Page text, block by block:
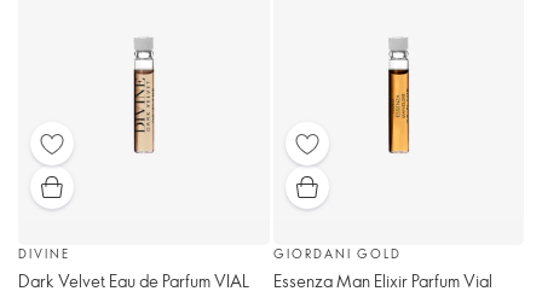
DIVINE
Dark Velvet Eau de Parfum VIAL
GIORDANI GOLD
Essenza Man Elixir Parfum Vial